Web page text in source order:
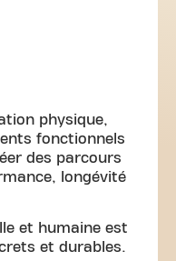
physique,
fonctionnels
des parcours
longévité
et humaine est
et durables.